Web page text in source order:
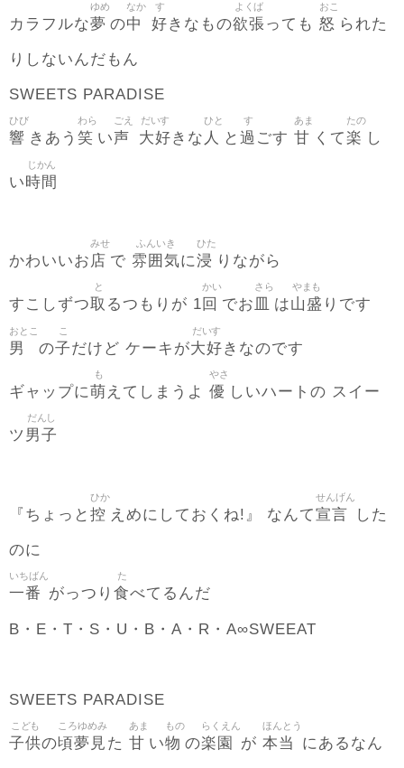
カラフルな夢
ゆめ
の中
なか
好
す
きなもの欲張
よくば
っても 怒
おこ
られた
りしないんだもん
SWEETS PARADISE
響
ひび
きあう 笑
わら
い声
ごえ
大好
だいす
きな 人
ひと
と 過
す
ごす 甘
あま
くて 楽
たの
し
い時間
じかん
かわいいお 店
みせ
で 雰囲気
ふんいき
に浸
ひた
りながら
すこしずつ取
と
るつもりが 1回
かい
でお
さら
は山盛
やまも
りです
男
おとこ
の子
こ
だけど ケーキが大好
だいす
きなのです
ギャップに萌
も
えてしまうよ 優
やさ
しいハートの スイー
ツ 男子
だんし
『ちょっと 控
ひか
えめにしておくね!』 なんて宣言
せんげん
した
のに
一番
いちばん
がっつり 食
た
べてるんだ
B・E・T・S・U・B・A・R・A∞SWEEAT
SWEETS PARADISE
子供
こども
の頃夢見
ころゆめみ
た 甘
あま
い物
もの
の楽園
らくえん
が 本当
ほんとう
にあるなん